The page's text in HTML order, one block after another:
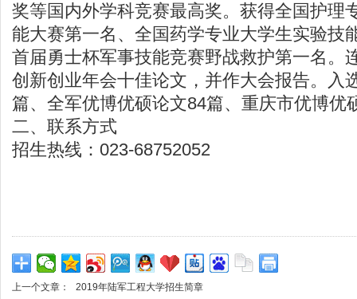
奖等国内外学科竞赛最高奖。获得全国护理
能大赛第一名、全国药学专业大学生实验技
首届勇士杯军事技能竞赛野战救护第一名。
创新创业年会十佳论文，并作大会报告。入
篇、全军优博优硕论文84篇、重庆市优博优
二、联系方式
招生热线：023-68752052
上一个文章： 2019年陆军工程大学招生简章